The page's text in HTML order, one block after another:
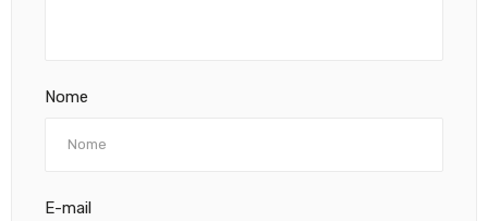
Nome
E-mail